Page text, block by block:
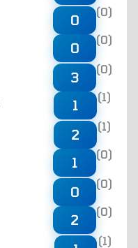
0
(0)
0
(0)
3
(0)
1
(1)
2
(1)
1
(0)
0
(0)
2
(0)
(1)